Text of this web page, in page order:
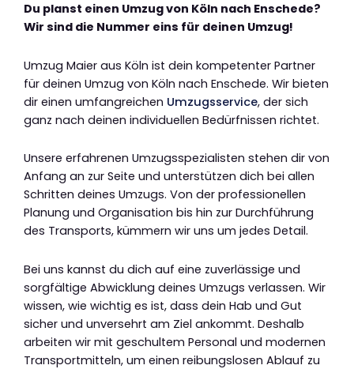
Du planst einen Umzug von Köln nach Enschede?
Wir sind die Nummer eins für deinen Umzug!
Umzug Maier aus Köln ist dein kompetenter Partner
für deinen Umzug von Köln nach Enschede. Wir bieten
dir einen umfangreichen Umzugsservice, der sich
ganz nach deinen individuellen Bedürfnissen richtet.
Unsere erfahrenen Umzugsspezialisten stehen dir von
Anfang an zur Seite und unterstützen dich bei allen
Schritten deines Umzugs. Von der professionellen
Planung und Organisation bis hin zur Durchführung
des Transports, kümmern wir uns um jedes Detail.
Bei uns kannst du dich auf eine zuverlässige und
sorgfältige Abwicklung deines Umzugs verlassen. Wir
wissen, wie wichtig es ist, dass dein Hab und Gut
sicher und unversehrt am Ziel ankommt. Deshalb
arbeiten wir mit geschultem Personal und modernen
Transportmitteln, um einen reibungslosen Ablauf zu